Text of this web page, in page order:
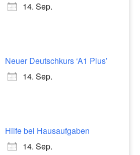
14. Sep.
Neuer Deutschkurs ‘A1 Plus’
14. Sep.
Hilfe bei Hausaufgaben
14. Sep.